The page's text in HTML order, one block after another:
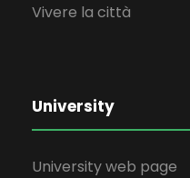
Vivere la città
University
University web page